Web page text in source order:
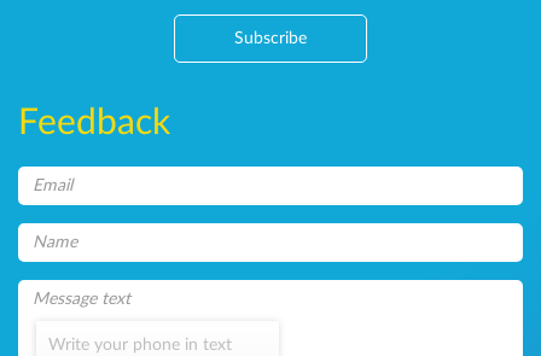
Subscribe
Feedback
Write your phone in text